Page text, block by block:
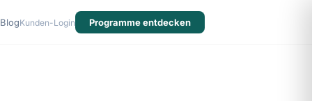
BlogKunden-Login Programme entdecken